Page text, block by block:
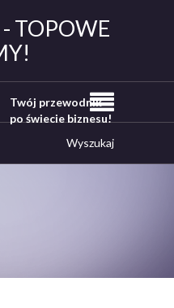
TOPOWE
Twój przewodnik
po świecie biznesu!